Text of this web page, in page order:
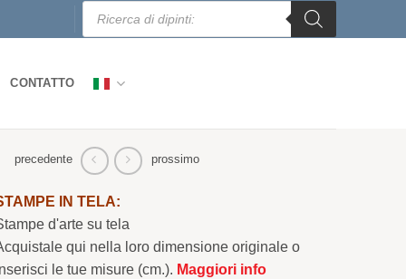
Ricerca
prodotti
CONTATTO
precedente prossimo
IN TELA:
d'arte su tela
qui nella loro dimensione originale o
le tue misure (cm.). Maggiori info